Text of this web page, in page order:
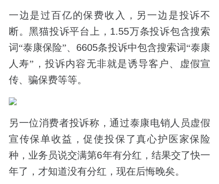
一边是过百亿的保费收入，另一边是投诉不
断。黑猫投诉平台上， 1.55万条投诉包含搜索
词“泰康保险”、 6605条投诉中包含搜索词“泰康
人寿”， 投诉内容无非就是诱导客户、虚假宣
传、骗保费等等。
另一位消费者投诉称，通过泰康电销人员虚假
宣传保单收益，促使投保了真心护医家保险
种，业务员说交满第6年有分红，结果交了快一
年了，才知道没有分红，现在后悔晚矣。